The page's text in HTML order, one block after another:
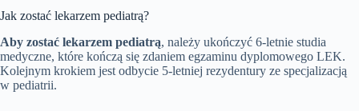
Jak zostać lekarzem pediatrą?
Aby zostać lekarzem pediatrą, należy ukończyć 6-letnie studia
medyczne, które kończą się zdaniem egzaminu dyplomowego LEK.
Kolejnym krokiem jest odbycie 5-letniej rezydentury ze specjalizacją
w pediatrii.